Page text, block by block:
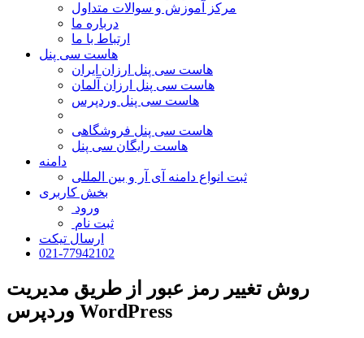
مرکز آموزش و سوالات متداول
درباره ما
ارتباط با ما
هاست سی پنل
هاست سی پنل ارزان ایران
هاست سی پنل ارزان آلمان
هاست سی پنل وردپرس
هاست سی پنل فروشگاهی
هاست رایگان سی پنل
دامنه
ثبت انواع دامنه آی آر و بین المللی
بخش کاربری
ورود
ثبت نام
ارسال تیکت
021-77942102
روش تغییر رمز عبور از طریق مدیریت
وردپرس WordPress